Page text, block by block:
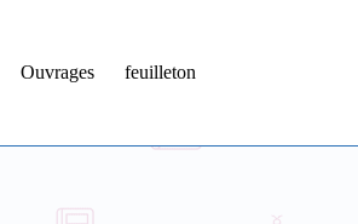
Ouvrages feuilleton